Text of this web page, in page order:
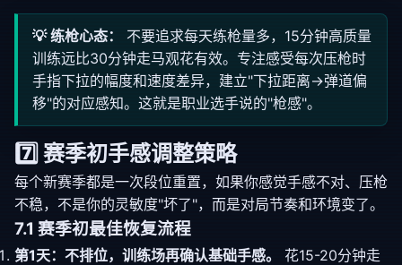
💡 练枪心态：
不要追求每天练枪量多，15分钟高质量
训练远比30分钟走马观花有效。专注感受每次压枪时
手指下拉的幅度和速度差异，建立"下拉距离→弹道偏
移"的对应感知。这就是职业选手说的"枪感"。
7️⃣ 赛季初手感调整策略
每个新赛季都是一次段位重置，如果你感觉手感不对、压枪
不稳，不是你的灵敏度"坏了"，而是对局节奏和环境变了。
7.1 赛季初最佳恢复流程
第1天：不排位，训练场再确认基础手感。
花15-20分钟走